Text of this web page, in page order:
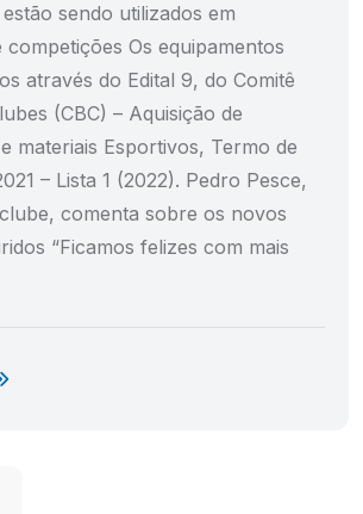
sendo utilizados em
Os equipamentos
através do Edital 9, do Comitê
(CBC) – Aquisição de
materiais Esportivos, Termo de
– Lista 1 (2022). Pedro Pesce,
comenta sobre os novos
“Ficamos felizes com mais